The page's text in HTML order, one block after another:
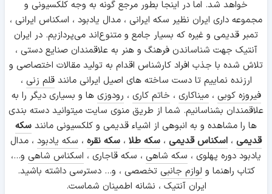
خواهد شد. اما در اینجا بطور مرجع گونه به وجه کلکسیونی و
مجموعه داری ایران نظیر سکه ایرانی ، مدال یادبود ، اسکناس ایرانی ،
تمبر قدیمی و غیره که بسیار جامع و متنوع‌اند می‌پردازیم. در ایران
آنتیک جهت شناساندن فرهنگ و هنر به علاقمندان صنایع دستی ،
تلاش شده با جذب افراد کارشناس اقدام به تولید مقالات اختصاصی و
ارزنده نماییم تا دست ساخته های اصیل ایرانی مانندقلم زنی ،
فیروزه کوبی ،میناکاری ، خاتم کاری ، رودوزی ها و بسیاری دیگر را به
علاقمندان بشناسانیم. شما از طریق منوی سایت میتوانید دسته بندی
ها را مشاهده و به انبوهی از اشیاء قدیمی و کلکسیونی مانند سکه
قدیمی ، اسکناس قدیمی ، سکه طلا ، سکه نقره ، سکه یادبود ، مدال
یادبود دوره پهلوی ، سکه شاهی ، سکه قاجاری ، اسکناس شاهی و...،
کتاب راهنما و لوازم جانبی تخصصی ، و... دسترسی داشته باشید.
ایران آنتیک ، نشانه اطمینان شماست.